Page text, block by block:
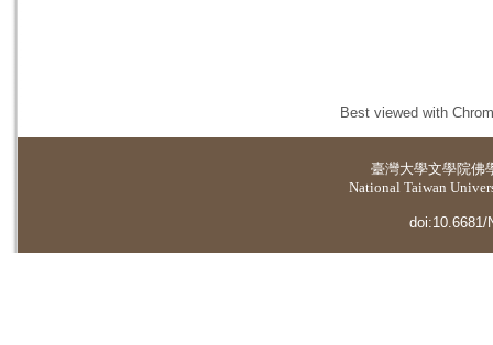
Best viewed with
臺灣大學文學院佛
National Taiwan
doi:10.6681/